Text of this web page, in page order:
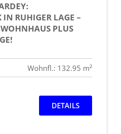
RUHIGER LAGE –
PLUS
Wohnfl.: 132.95 m²
DETAILS